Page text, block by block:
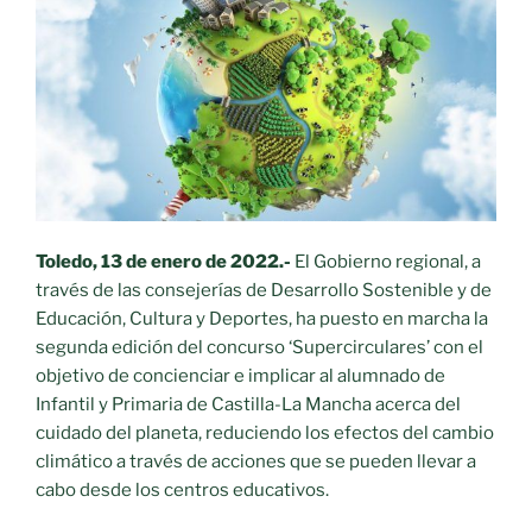
tercera
edición
de
“The
Funny
Food
Project”
Real»
Toledo, 13 de enero de 2022.- El Gobierno regional, a
través de las consejerías de Desarrollo Sostenible y de
Educación, Cultura y Deportes, ha puesto en marcha la
segunda edición del concurso ‘Supercirculares’ con el
objetivo de concienciar e implicar al alumnado de
Infantil y Primaria de Castilla-La Mancha acerca del
cuidado del planeta, reduciendo los efectos del cambio
climático a través de acciones que se pueden llevar a
cabo desde los centros educativos.